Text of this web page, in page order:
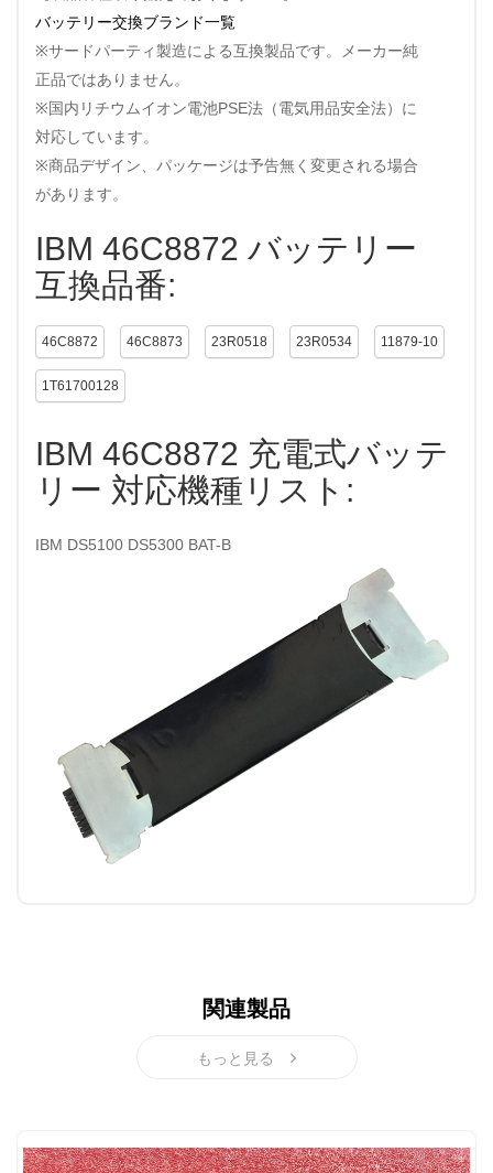
バッテリー交換ブランド一覧
※サードパーティ製造による互換製品です。メーカー純
正品ではありません。
※国内リチウムイオン電池PSE法（電気用品安全法）に
対応しています。
※商品デザイン、パッケージは予告無く変更される場合
があります。
IBM 46C8872 バッテリー
互換品番:
46C8872 46C8873 23R0518 23R0534 11879-10
1T61700128
IBM 46C8872 充電式バッテ
リー 対応機種リスト:
IBM DS5100 DS5300 BAT-B
関連製品
もっと見る